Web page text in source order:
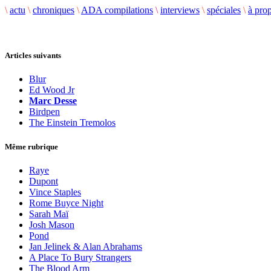
\ actu \ chroniques \ ADA compilations \ interviews \ spéciales \ à
Articles suivants
Blur
Ed Wood Jr
Marc Desse
Birdpen
The Einstein Tremolos
Même rubrique
Raye
Dupont
Vince Staples
Rome Buyce Night
Sarah Maï
Josh Mason
Pond
Jan Jelinek & Alan Abrahams
A Place To Bury Strangers
The Blood Arm